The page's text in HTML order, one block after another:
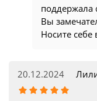
поддержала
Вы
Носите себе
20.12.2024